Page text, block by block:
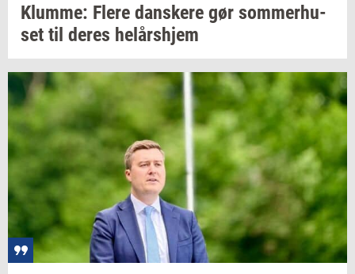
Klum­me: Flere dan­ske­re gør som­mer­hu­
set til deres helårs­hjem